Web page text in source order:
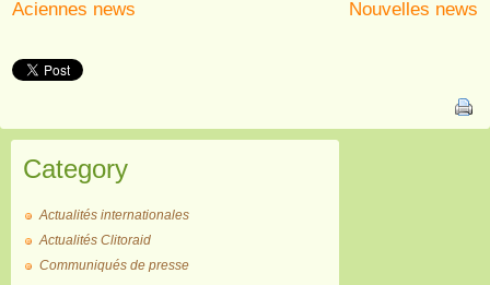
Aciennes news
Nouvelles news
Category
Actualités internationales
Actualités Clitoraid
Communiqués de presse